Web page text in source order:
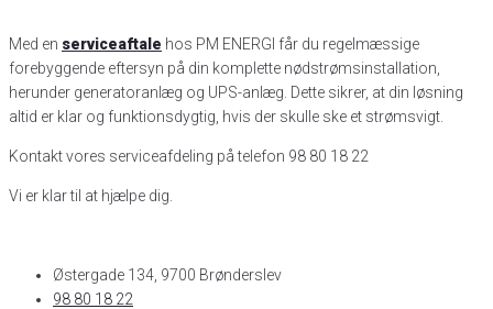
Med en serviceaftale hos PM ENERGI får du regelmæssige
forebyggende eftersyn på din komplette nødstrømsinstallation,
herunder generatoranlæg og UPS-anlæg. Dette sikrer, at din løsning
altid er klar og funktionsdygtig, hvis der skulle ske et strømsvigt.
Kontakt vores serviceafdeling på telefon 98 80 18 22
Vi er klar til at hjælpe dig.
Østergade 134, 9700 Brønderslev​
98 80 18 22